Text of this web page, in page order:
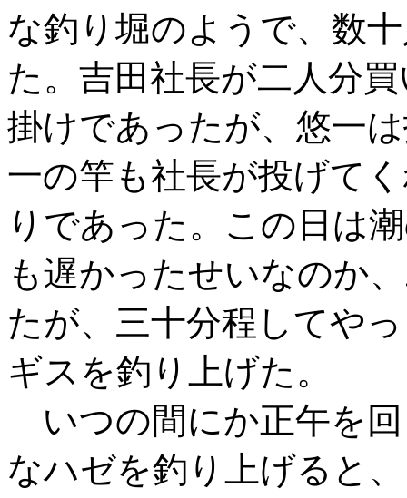
な釣り堀のようで、数
た。吉田社長が二人分
掛けであったが、悠一
一の竿も社長が投げて
りであった。この日は
も遅かったせいなのか
たが、三十分程してや
ギスを釣り上げた。
いつの間にか正午を
なハゼを釣り上げると、